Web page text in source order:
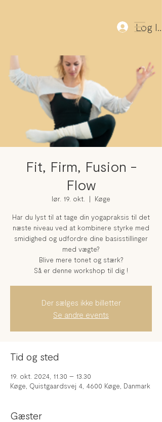
Log
Fit, Firm, Fusion -
Flow
lør. 19. okt.
  |
Køge
Har du lyst til at tage din yogapraksis til det
næste niveau ved at kombinere styrke med
smidighed og udfordre dine basisstillinger
med vægte?
Blive mere tonet og stærk?
Så er denne workshop til dig !
Der sælges ikke billetter
Se andre events
Tid og sted
19. okt. 2024, 11.30 – 13.30
Køge, Quistgaardsvej 4, 4600 Køge, Danmark
Gæster